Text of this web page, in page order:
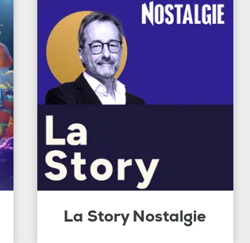
La Story Nostalgie